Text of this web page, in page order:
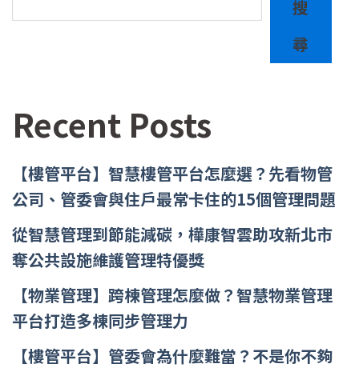
搜
尋
Recent Posts
【樓管平台】智慧樓管平台怎麼選？先看物管
公司、管委會與住戶最常卡住的15個管理問題
從智慧管理到節能減碳，樺康智雲助攻新北市
奪公共設施維護管理特優獎
【物業管理】跨棟管理怎麼做？智慧物業管理
平台打造多棟同步管理力
【樓管平台】管委會為什麼難當？不是你不夠